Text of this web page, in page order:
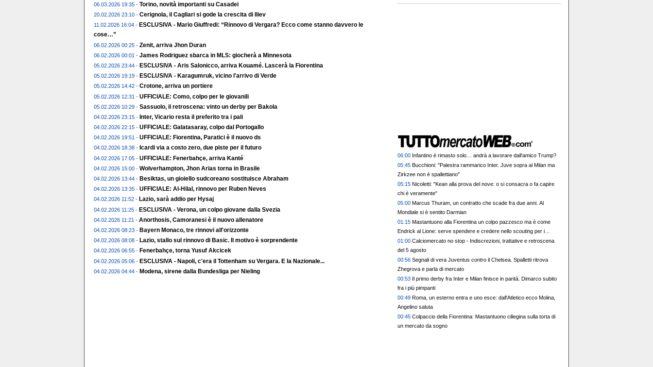
06.03.2026 19:35 - Torino, novità importanti su Casadei
20.02.2026 23:10 - Cerignola, il Cagliari si gode la crescita di Iliev
11.02.2026 16:04 - ESCLUSIVA - Mario Giuffredi: “Rinnovo di Vergara? Ecco come stanno davvero le
cose…”
06.02.2026 00:25 - Zenit, arriva Jhon Duran
06.02.2026 00:01 - James Rodriguez sbarca in MLS: giocherà a Minnesota
05.02.2026 23:44 - ESCLUSIVA - Aris Salonicco, arriva Kouamé. Lascerà la Fiorentina
05.02.2026 19:19 - ESCLUSIVA - Karagumruk, vicino l'arrivo di Verde
05.02.2026 14:42 - Crotone, arriva un portiere
05.02.2026 12:31 - UFFICIALE: Como, colpo per le giovanili
05.02.2026 10:29 - Sassuolo, il retroscena: vinto un derby per Bakola
04.02.2026 23:15 - Inter, Vicario resta il preferito tra i pali
04.02.2026 22:15 - UFFICIALE: Galatasaray, colpo dal Portogallo
04.02.2026 19:51 - UFFICIALE: Fiorentina, Paratici è il nuovo ds
04.02.2026 18:38 - Icardi via a costo zero, due piste per il futuro
04.02.2026 17:05 - UFFICIALE: Fenerbahçe, arriva Kanté
04.02.2026 15:00 - Wolverhampton, Jhon Arias torna in Brasile
04.02.2026 13:44 - Besiktas, un gioiello sudcoreano sostituisce Abraham
04.02.2026 13:35 - UFFICIALE: Al-Hilal, rinnovo per Ruben Neves
04.02.2026 11:52 - Lazio, sarà addio per Hysaj
04.02.2026 11:25 - ESCLUSIVA - Verona, un colpo giovane dalla Svezia
04.02.2026 11:21 - Anorthosis, Camoranesi è il nuovo allenatore
04.02.2026 08:23 - Bayern Monaco, tre rinnovi all'orizzonte
04.02.2026 08:08 - Lazio, stallo sul rinnovo di Basic. Il motivo è sorprendente
04.02.2026 06:55 - Fenerbahçe, torna Yusuf Akcicek
04.02.2026 05:06 - ESCLUSIVA - Napoli, c'era il Tottenham su Vergara. E la Nazionale...
04.02.2026 04:44 - Modena, sirene dalla Bundesliga per Nieling
06:00 Infantino è rimasto solo… andrà a lavorare dall’amico Trump?
05:45 Bucchioni: "Palestra rammarico Inter. Juve sopra al Milan ma
Zirkzee non è spallettiano"
05:15 Nicoletti: "Kean alla prova del nove: o si consacra o fa capire
chi è veramente"
05:00 Marcus Thuram, un contratto che scade fra due anni. Al
Mondiale si è sentito Darmian
01:15 Mastantuono alla Fiorentina un colpo pazzesco ma è come
Endrick al Lione: serve spendere e credere nello scouting per i
migliori talenti. Giovani italiani: attenzione perché qualcosa sta
cambiando davvero
01:00 Calciomercato no stop - Indiscrezioni, trattative e retroscena
del 5 agosto
00:56 Segnali di vera Juventus contro il Chelsea. Spalletti ritrova
Zhegrova e parla di mercato
00:53 Il primo derby fra Inter e Milan finisce in parità. Dimarco subito
fra i più pimpanti
00:49 Roma, un esterno entra e uno esce: dall'Atletico ecco Molina,
Angelino saluta
00:45 Colpaccio della Fiorentina: Mastantuono ciliegina sulla torta di
un mercato da sogno